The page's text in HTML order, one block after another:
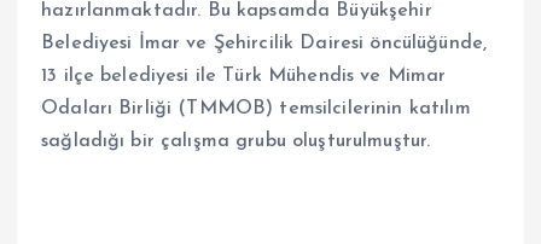
hazırlanmaktadır. Bu kapsamda Büyükşehir
Belediyesi İmar ve Şehircilik Dairesi öncülüğünde,
13 ilçe belediyesi ile Türk Mühendis ve Mimar
Odaları Birliği (TMMOB) temsilcilerinin katılım
sağladığı bir çalışma grubu oluşturulmuştur.